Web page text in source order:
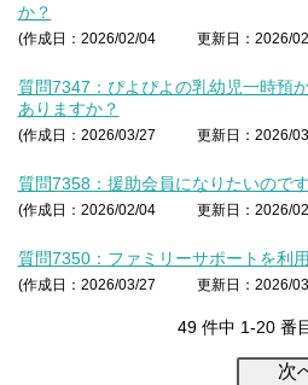
か？
(作成日：2026/02/04 更新日：2026/
質問7347：ぴよぴよの乳幼児一時預
ありますか？
(作成日：2026/03/27 更新日：2026/
質問7358：援助会員になりたいのです
(作成日：2026/02/04 更新日：2026/
質問7350：ファミリーサポートを利
(作成日：2026/03/27 更新日：2026/
49 件中 1-20 番